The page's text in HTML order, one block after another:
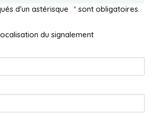
d'un astérisque * sont obligatoires.
du signalement